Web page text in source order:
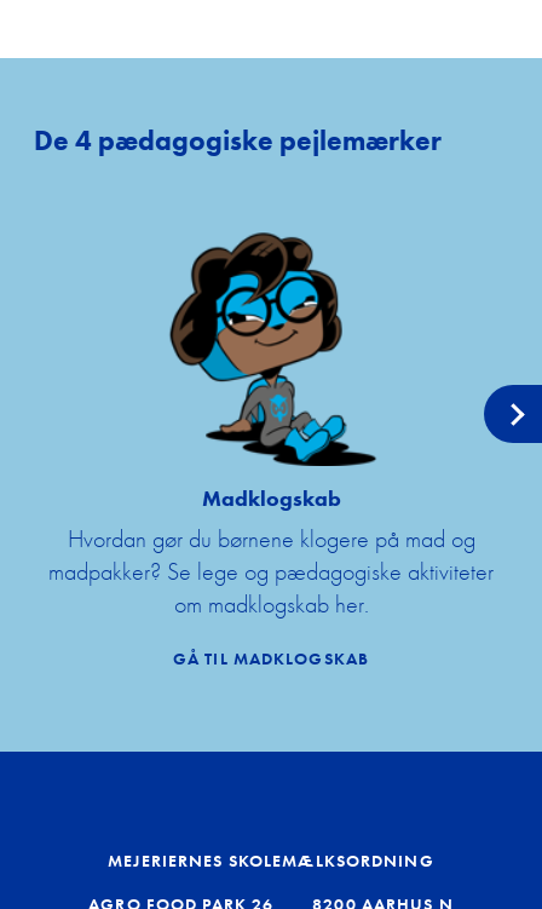
De 4 pædagogiske pejlemærker
Madklogskab
Hvordan gør du børnene klogere på mad og
madpakker? Se lege og pædagogiske aktiviteter
om madklogskab her.
GÅ TIL MADKLOGSKAB
MEJERIERNES SKOLEMÆLKSORDNING
AGRO FOOD PARK 26
8200 AARHUS N